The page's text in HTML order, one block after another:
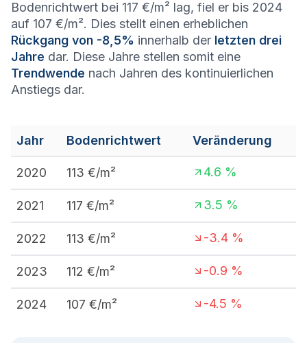
Bodenrichtwert bei 117 €/m² lag, fiel er bis 2024
auf 107 €/m². Dies stellt einen erheblichen
Rückgang von -8,5% innerhalb der letzten drei
Jahre dar. Diese Jahre stellen somit eine
Trendwende nach Jahren des kontinuierlichen
Anstiegs dar.
Jahr Bodenrichtwert Veränderung
2020 113 €/m² 4.6 %
2021 117 €/m² 3.5 %
2022 113 €/m² -3.4 %
2023 112 €/m² -0.9 %
2024 107 €/m² -4.5 %